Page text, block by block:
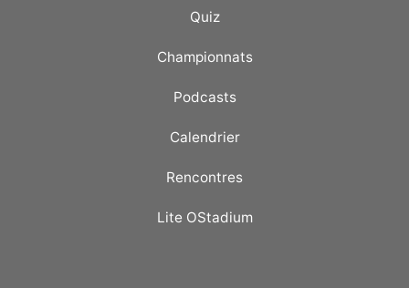
Quiz
Championnats
Podcasts
Calendrier
Rencontres
Lite OStadium